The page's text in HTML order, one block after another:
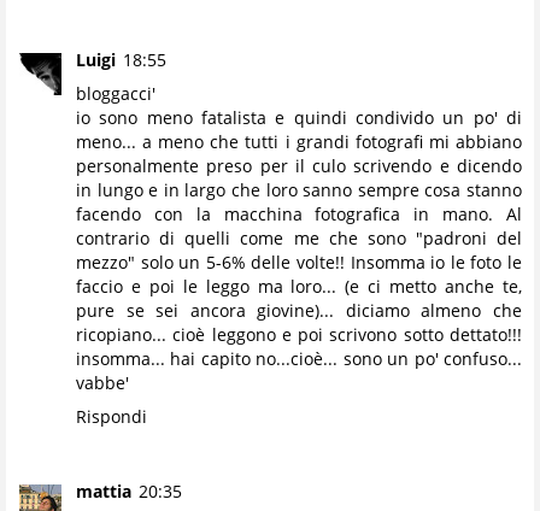
Luigi 18:55
bloggacci'
io sono meno fatalista e quindi condivido un po' di
meno... a meno che tutti i grandi fotografi mi abbiano
personalmente preso per il culo scrivendo e dicendo
in lungo e in largo che loro sanno sempre cosa stanno
facendo con la macchina fotografica in mano. Al
contrario di quelli come me che sono "padroni del
mezzo" solo un 5-6% delle volte!! Insomma io le foto le
faccio e poi le leggo ma loro... (e ci metto anche te,
pure se sei ancora giovine)... diciamo almeno che
ricopiano... cioè leggono e poi scrivono sotto dettato!!!
insomma... hai capito no...cioè... sono un po' confuso...
vabbe'
Rispondi
mattia 20:35